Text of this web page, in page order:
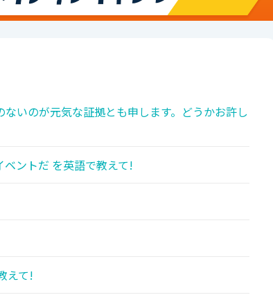
いのが元気な証拠とも申します。どうかお許し
ントだ を英語で教えて!
えて!